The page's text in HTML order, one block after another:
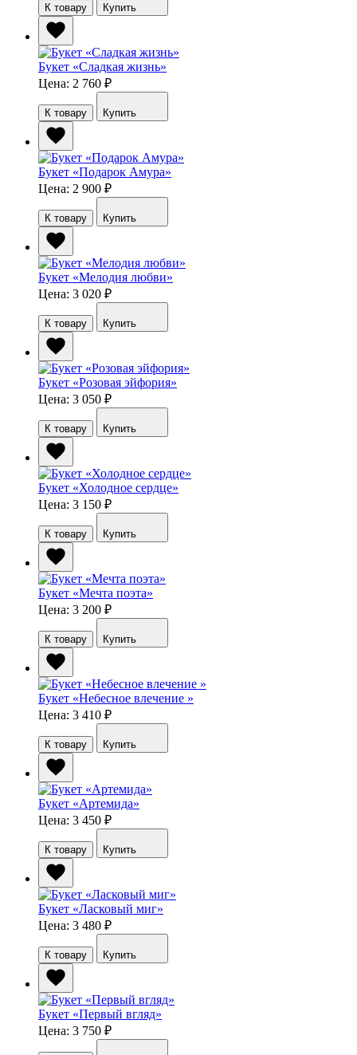
К товару Купить
Букет «Сладкая жизнь»
Цена: 2 760 ₽
К товару Купить
Букет «Подарок Амура»
Цена: 2 900 ₽
К товару Купить
Букет «Мелодия любви»
Цена: 3 020 ₽
К товару Купить
Букет «Розовая эйфория»
Цена: 3 050 ₽
К товару Купить
Букет «Холодное сердце»
Цена: 3 150 ₽
К товару Купить
Букет «Мечта поэта»
Цена: 3 200 ₽
К товару Купить
Букет «Небесное влечение »
Цена: 3 410 ₽
К товару Купить
Букет «Артемида»
Цена: 3 450 ₽
К товару Купить
Букет «Ласковый миг»
Цена: 3 480 ₽
К товару Купить
Букет «Первый вгляд»
Цена: 3 750 ₽